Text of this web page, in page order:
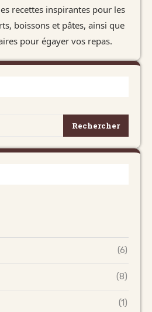
recettes inspirantes pour les
boissons et pâtes, ainsi que
pour égayer vos repas.
Rechercher
(6)
(8)
(1)